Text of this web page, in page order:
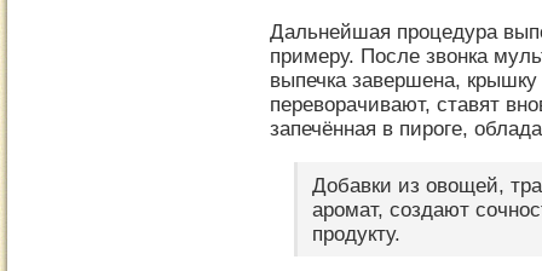
Дальнейшая процедура
примеру. После звонка
выпечка завершена, крышку
переворачивают, ставят
запечённая в пироге,
Добавки из овощей,
аромат, создают
продукту.